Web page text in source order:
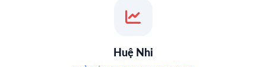
Huệ Nhi